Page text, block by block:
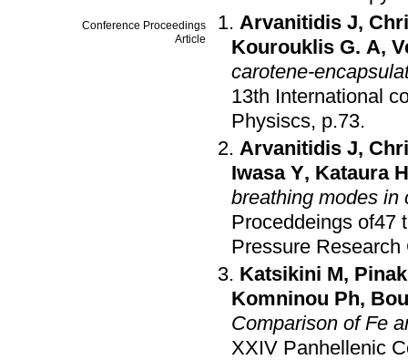
Conference Proceedings
Article
Arvanitidis J,
Kourouklis G. A,
carotene-
13th International
Physiscs, p.73.
Arvanitidis J,
Iwasa Y, Kataura H
breathing modes in
Proceddeings of47
Pressure Research
Katsikini M,
Komninou Ph,
Comparison of Fe
ΧΧΙV Panhellenic